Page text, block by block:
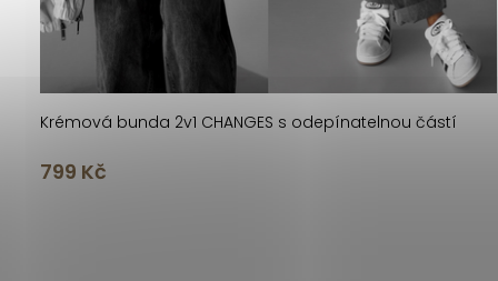
Krémová bunda 2v1 CHANGES s odepínatelnou částí
799 Kč